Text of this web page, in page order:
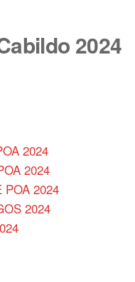
2024
2024
2024
POA 2024
2024